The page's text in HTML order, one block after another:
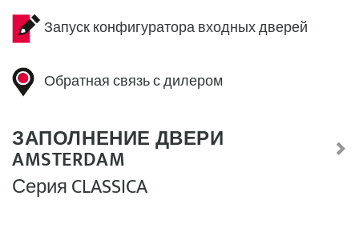
Запуск конфигуратора входных дверей
Обратная связь с дилером
ЗАПОЛНЕНИЕ ДВЕРИ
AMSTERDAM
Серия CLASSICA